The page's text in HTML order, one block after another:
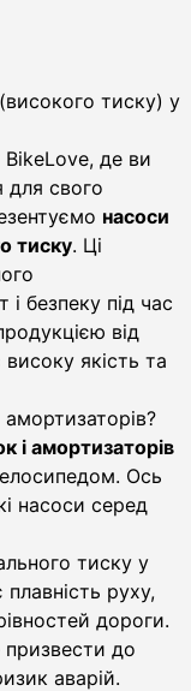
тиску)
тиску) у
де ви
для свого
насоси
тиску. Ці
безпеку під час
від
якість та
і амортизаторів
Ось
насоси серед
тиску у
руху,
дороги.
до
аварій.